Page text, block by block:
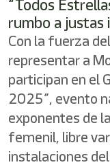
pantalla
ayudarle
navegar
interactuar
con
contenido.
“Todos
rumbo a
Con la fuerza
representar a
participan en el
2025”, evento
exponentes de
femenil, libre
instalaciones